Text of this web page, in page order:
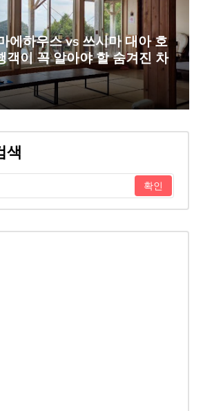
에하우스 vs 쓰시마 대아 호
객이 꼭 알아야 할 숨겨진 차
색